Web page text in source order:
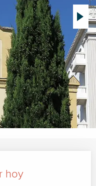
hoy